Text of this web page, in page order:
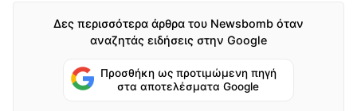
Δες περισσότερα άρθρα του Newsbomb όταν
αναζητάς ειδήσεις στην Google
Προσθήκη ως προτιμώμενη πηγή
στα αποτελέσματα Google